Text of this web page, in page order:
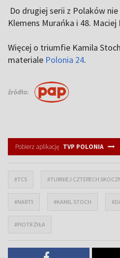
Do drugiej serii z Polaków
Klemens Murańka i 48. Maciej
Więcej o triumfie Kamila
materiale Polonia 24.
źródło:
Pobierz aplikację TVP POLONIA
#TCS #TURNIEJ CZTERECH
#NARTY #KAMIL STOCH
#PIOTR ŻYŁA